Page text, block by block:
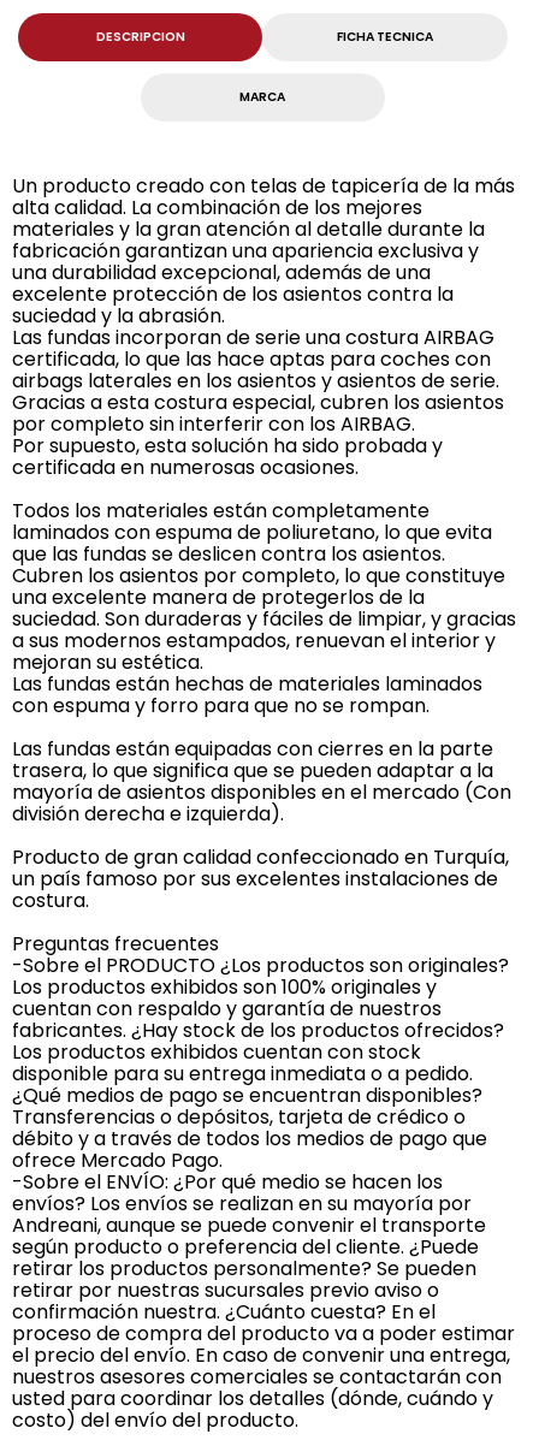
DESCRIPCION FICHA TECNICA
MARCA
Un producto creado con telas de tapicería de la más
alta calidad. La combinación de los mejores
materiales y la gran atención al detalle durante la
fabricación garantizan una apariencia exclusiva y
una durabilidad excepcional, además de una
excelente protección de los asientos contra la
suciedad y la abrasión.
Las fundas incorporan de serie una costura AIRBAG
certificada, lo que las hace aptas para coches con
airbags laterales en los asientos y asientos de serie.
Gracias a esta costura especial, cubren los asientos
por completo sin interferir con los AIRBAG.
Por supuesto, esta solución ha sido probada y
certificada en numerosas ocasiones.
Todos los materiales están completamente
laminados con espuma de poliuretano, lo que evita
que las fundas se deslicen contra los asientos.
Cubren los asientos por completo, lo que constituye
una excelente manera de protegerlos de la
suciedad. Son duraderas y fáciles de limpiar, y gracias
a sus modernos estampados, renuevan el interior y
mejoran su estética.
Las fundas están hechas de materiales laminados
con espuma y forro para que no se rompan.
Las fundas están equipadas con cierres en la parte
trasera, lo que significa que se pueden adaptar a la
mayoría de asientos disponibles en el mercado (Con
división derecha e izquierda).
Producto de gran calidad confeccionado en Turquía,
un país famoso por sus excelentes instalaciones de
costura.
Preguntas frecuentes
-Sobre el PRODUCTO ¿Los productos son originales?
Los productos exhibidos son 100% originales y
cuentan con respaldo y garantía de nuestros
fabricantes. ¿Hay stock de los productos ofrecidos?
Los productos exhibidos cuentan con stock
disponible para su entrega inmediata o a pedido.
¿Qué medios de pago se encuentran disponibles?
Transferencias o depósitos, tarjeta de crédico o
débito y a través de todos los medios de pago que
ofrece Mercado Pago.
-Sobre el ENVÍO: ¿Por qué medio se hacen los
envíos? Los envíos se realizan en su mayoría por
Andreani, aunque se puede convenir el transporte
según producto o preferencia del cliente. ¿Puede
retirar los productos personalmente? Se pueden
retirar por nuestras sucursales previo aviso o
confirmación nuestra. ¿Cuánto cuesta? En el
proceso de compra del producto va a poder estimar
el precio del envío. En caso de convenir una entrega,
nuestros asesores comerciales se contactarán con
usted para coordinar los detalles (dónde, cuándo y
costo) del envío del producto.